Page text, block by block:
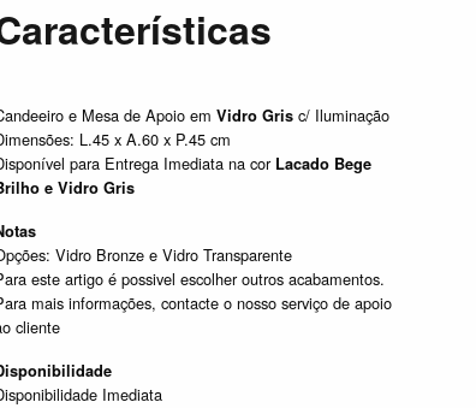
e Mesa de Apoio em Vidro Gris c/ Iluminação
L.45 x A.60 x P.45 cm
para Entrega Imediata na cor Lacado Bege
e Vidro Gris
Vidro Bronze e Vidro Transparente
este artigo é possivel escolher outros acabamentos.
mais informações, contacte o nosso serviço de apoio
cliente
Imediata